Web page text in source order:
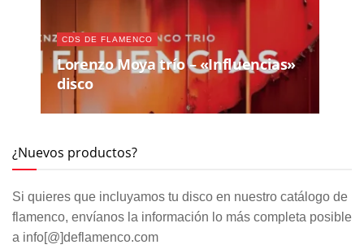
CDS DE FLAMENCO
Lorenzo Moya trío – «Influencias»
disco
¿Nuevos productos?
Si quieres que incluyamos tu disco en nuestro catálogo de
flamenco, envíanos la información lo más completa posible
a info[@]deflamenco.com